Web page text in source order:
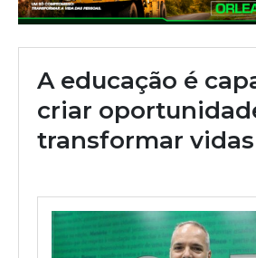
A educação é
criar
transformar vidas